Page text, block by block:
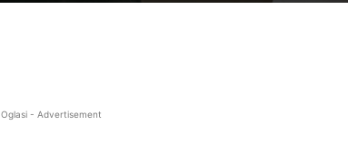
Oglasi - Advertisement